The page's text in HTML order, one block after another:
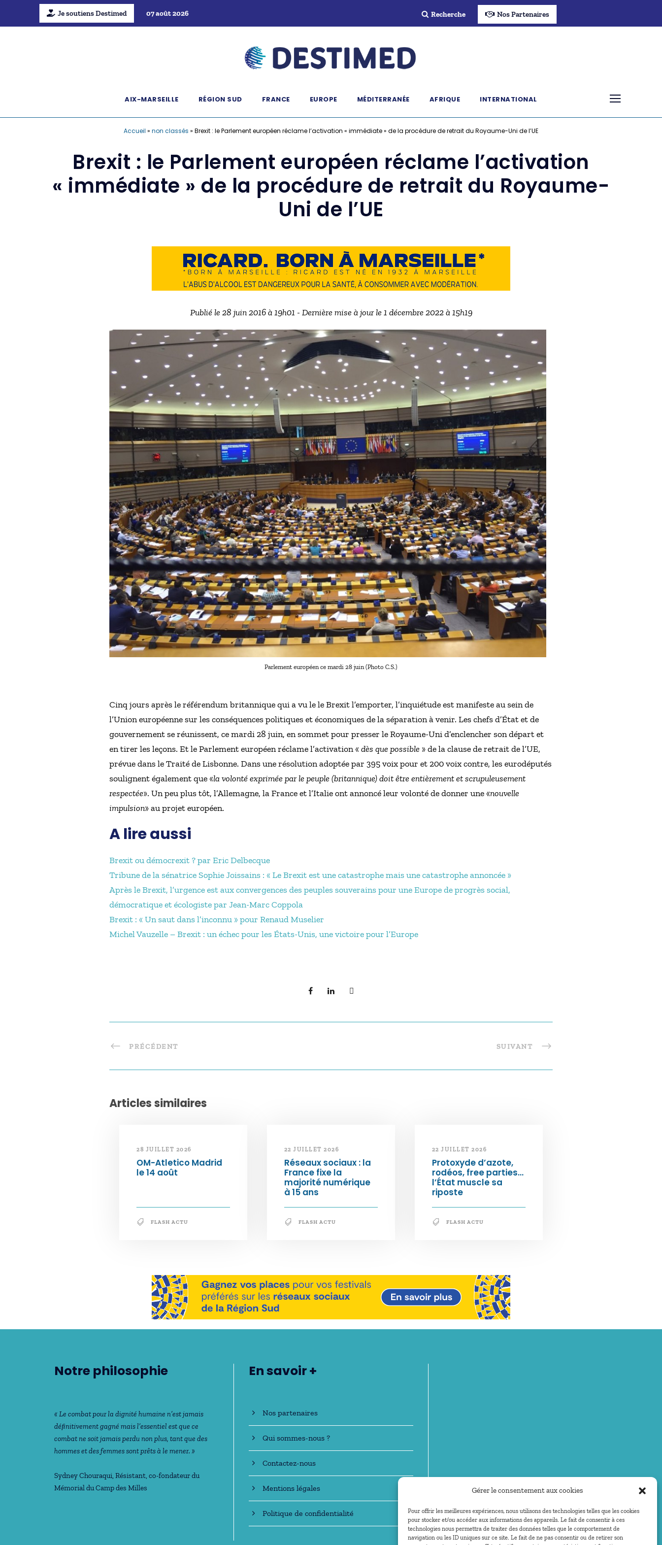
Gérer le consentement aux cookies
Pour offrir les meilleures expériences, nous utilisons des technologies telles que les cookies
pour stocker et/ou accéder aux informations des appareils. Le fait de consentir à ces
technologies nous permettra de traiter des données telles que le comportement de
navigation ou les ID uniques sur ce site. Le fait de ne pas consentir ou de retirer son
Je soutiens Destimed 07 août 2026 Recherche Nos Partenaires
AIX-MARSEILLE RÉGION SUD FRANCE EUROPE MÉDITERRANÉE AFRIQUE INTERNATIONAL
Accueil » non classés » Brexit : le Parlement européen réclame l’activation « immédiate » de la procédure de retrait du Royaume-Uni de l’UE
Brexit : le Parlement européen réclame l’activation
« immédiate » de la procédure de retrait du Royaume-
Uni de l’UE
Publié le 28 juin 2016 à 19h01 - Dernière mise à jour le 1 décembre 2022 à 15h19
Parlement européen ce mardi 28 juin (Photo C.S.)
Cinq jours après le référendum britannique qui a vu le le Brexit l’emporter, l’inquiétude est manifeste au sein de
l’Union européenne sur les conséquences politiques et économiques de la séparation à venir. Les chefs d’État et de
gouvernement se réunissent, ce mardi 28 juin, en sommet pour presser le Royaume-Uni d’enclencher son départ et
en tirer les leçons. Et le Parlement européen réclame l’activation « dès que possible » de la clause de retrait de l’UE,
prévue dans le Traité de Lisbonne. Dans une résolution adoptée par 395 voix pour et 200 voix contre, les eurodéputés
soulignent également que «la volonté exprimée par le peuple (britannique) doit être entièrement et scrupuleusement
respectée». Un peu plus tôt, l’Allemagne, la France et l’Italie ont annoncé leur volonté de donner une «nouvelle
impulsion» au projet européen.
A lire aussi
Brexit ou démocrexit ? par Eric Delbecque
Tribune de la sénatrice Sophie Joissains : « Le Brexit est une catastrophe mais une catastrophe annoncée »
Après le Brexit, l’urgence est aux convergences des peuples souverains pour une Europe de progrès social,
démocratique et écologiste par Jean-Marc Coppola
Brexit : « Un saut dans l’inconnu » pour Renaud Muselier
Michel Vauzelle – Brexit : un échec pour les États-Unis, une victoire pour l’Europe
PRÉCÉDENT SUIVANT
Articles similaires
28 JUILLET 2026
OM-Atletico Madrid
le 14 août
FLASH ACTU
22 JUILLET 2026
Réseaux sociaux : la
France fixe la
majorité numérique
à 15 ans
FLASH ACTU
22 JUILLET 2026
Protoxyde d’azote,
rodéos, free parties…
l’État muscle sa
riposte
FLASH ACTU
Notre philosophie
« Le combat pour la dignité humaine n’est jamais
déﬁnitivement gagné mais l’essentiel est que ce
combat ne soit jamais perdu non plus, tant que des
hommes et des femmes sont prêts à le mener. »
Sydney Chouraqui, Résistant, co-fondateur du
Mémorial du Camp des Milles
En savoir +
Nos partenaires
Qui sommes-nous ?
Contactez-nous
Mentions légales
Politique de confidentialité